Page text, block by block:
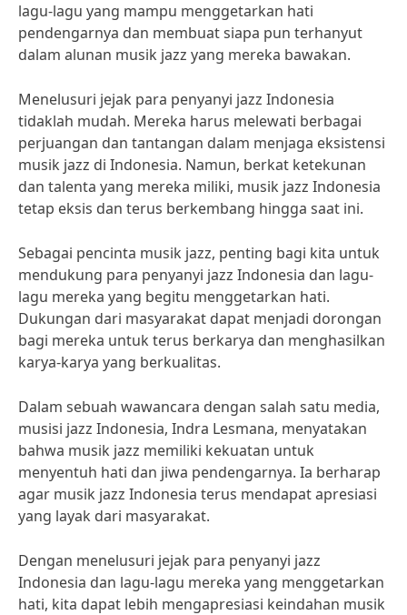
lagu-lagu yang mampu menggetarkan hati
pendengarnya dan membuat siapa pun terhanyut
dalam alunan musik jazz yang mereka bawakan.
Menelusuri jejak para penyanyi jazz Indonesia
tidaklah mudah. Mereka harus melewati berbagai
perjuangan dan tantangan dalam menjaga eksistensi
musik jazz di Indonesia. Namun, berkat ketekunan
dan talenta yang mereka miliki, musik jazz Indonesia
tetap eksis dan terus berkembang hingga saat ini.
Sebagai pencinta musik jazz, penting bagi kita untuk
mendukung para penyanyi jazz Indonesia dan lagu-
lagu mereka yang begitu menggetarkan hati.
Dukungan dari masyarakat dapat menjadi dorongan
bagi mereka untuk terus berkarya dan menghasilkan
karya-karya yang berkualitas.
Dalam sebuah wawancara dengan salah satu media,
musisi jazz Indonesia, Indra Lesmana, menyatakan
bahwa musik jazz memiliki kekuatan untuk
menyentuh hati dan jiwa pendengarnya. Ia berharap
agar musik jazz Indonesia terus mendapat apresiasi
yang layak dari masyarakat.
Dengan menelusuri jejak para penyanyi jazz
Indonesia dan lagu-lagu mereka yang menggetarkan
hati, kita dapat lebih mengapresiasi keindahan musik